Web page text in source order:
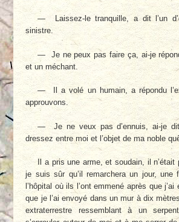
— Laissez-le tranquille, a dit l’un
sinistre.
— Je ne peux pas faire ça, ai-je
et un méchant.
— Il a volé un humain, a répondu
approuvons.
— Je ne veux pas d’ennuis, ai-je
dressez entre moi et l’objet de ma noble
Il a pris une arme, et soudain, il
je suis sûr qu’il remarchera un jour, une
l’hôpital où ils l’ont emmené après que
que je l’ai envoyé dans un mur à dix
extraterrestre ressemblant à un